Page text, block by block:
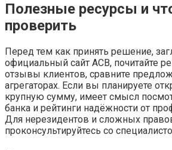
Полезные ресурсы и
проверить
Перед тем как принять решение,
официальный сайт АСВ, почитайте
отзывы клиентов, сравните
агрегаторах. Если вы планируете
крупную сумму, имеет смысл
банка и рейтинги надёжности от
Для нерезидентов и сложных
проконсультируйтесь со